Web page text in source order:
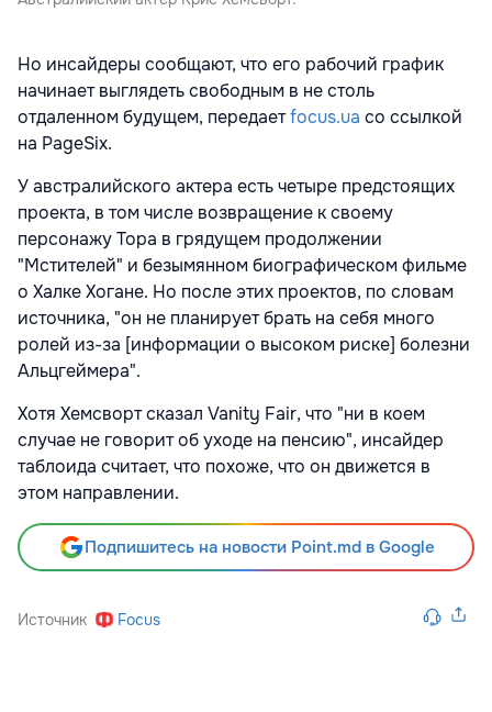
Но инсайдеры сообщают, что его рабочий график
начинает выглядеть свободным в не столь
отдаленном будущем, передаетfocus.ua cо ссылкой
на PageSix.
У австралийского актера есть четыре предстоящих
проекта, в том числе возвращение к своему
персонажу Тора в грядущем продолжении
"Мстителей" и безымянном биографическом фильме
о Халке Хогане. Но после этих проектов, по словам
источника, "он не планирует брать на себя много
ролей из-за [информации о высоком риске] болезни
Альцгеймера".
Хотя Хемсворт сказал Vanity Fair, что "ни в коем
случае не говорит об уходе на пенсию", инсайдер
таблоида считает, что похоже, что он движется в
этом направлении.
Подпишитесь на новости Point.md в Google
Источник Focus